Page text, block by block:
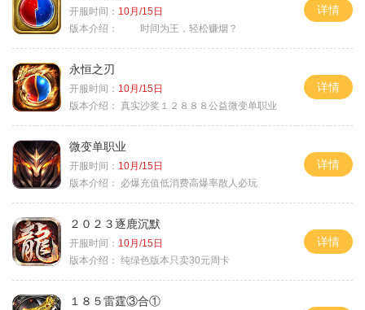
开服时间： 10月/15日
版本介绍：
时间为王，轻松赚烟？
详情
永恒之刃
开服时间： 10月/15日
版本介绍： 真实沙奖１２８８８公益微变单职业
详情
微变单职业
开服时间： 10月/15日
版本介绍：
必爆充值低消费高爆率散人必玩
详情
２０２３逐鹿沉默
开服时间： 10月/15日
版本介绍： 纯绿色版本只卖30元周卡
详情
１８５雷霆③合①